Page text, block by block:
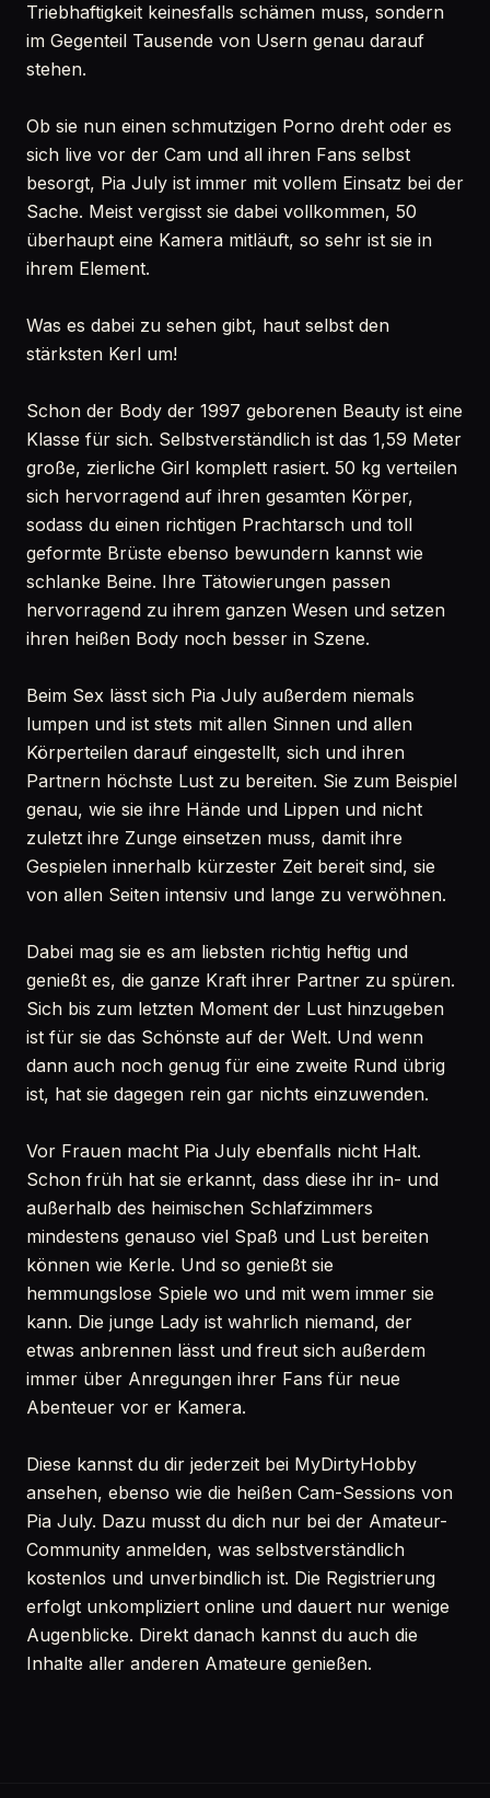
Triebhaftigkeit keinesfalls schämen muss, sondern
im Gegenteil Tausende von Usern genau darauf
stehen.
Ob sie nun einen schmutzigen Porno dreht oder es
sich live vor der Cam und all ihren Fans selbst
besorgt, Pia July ist immer mit vollem Einsatz bei der
Sache. Meist vergisst sie dabei vollkommen, 50
überhaupt eine Kamera mitläuft, so sehr ist sie in
ihrem Element.
Was es dabei zu sehen gibt, haut selbst den
stärksten Kerl um!
Schon der Body der 1997 geborenen Beauty ist eine
Klasse für sich. Selbstverständlich ist das 1,59 Meter
große, zierliche Girl komplett rasiert. 50 kg verteilen
sich hervorragend auf ihren gesamten Körper,
sodass du einen richtigen Prachtarsch und toll
geformte Brüste ebenso bewundern kannst wie
schlanke Beine. Ihre Tätowierungen passen
hervorragend zu ihrem ganzen Wesen und setzen
ihren heißen Body noch besser in Szene.
Beim Sex lässt sich Pia July außerdem niemals
lumpen und ist stets mit allen Sinnen und allen
Körperteilen darauf eingestellt, sich und ihren
Partnern höchste Lust zu bereiten. Sie zum Beispiel
genau, wie sie ihre Hände und Lippen und nicht
zuletzt ihre Zunge einsetzen muss, damit ihre
Gespielen innerhalb kürzester Zeit bereit sind, sie
von allen Seiten intensiv und lange zu verwöhnen.
Dabei mag sie es am liebsten richtig heftig und
genießt es, die ganze Kraft ihrer Partner zu spüren.
Sich bis zum letzten Moment der Lust hinzugeben
ist für sie das Schönste auf der Welt. Und wenn
dann auch noch genug für eine zweite Rund übrig
ist, hat sie dagegen rein gar nichts einzuwenden.
Vor Frauen macht Pia July ebenfalls nicht Halt.
Schon früh hat sie erkannt, dass diese ihr in- und
außerhalb des heimischen Schlafzimmers
mindestens genauso viel Spaß und Lust bereiten
können wie Kerle. Und so genießt sie
hemmungslose Spiele wo und mit wem immer sie
kann. Die junge Lady ist wahrlich niemand, der
etwas anbrennen lässt und freut sich außerdem
immer über Anregungen ihrer Fans für neue
Abenteuer vor er Kamera.
Diese kannst du dir jederzeit bei MyDirtyHobby
ansehen, ebenso wie die heißen Cam-Sessions von
Pia July. Dazu musst du dich nur bei der Amateur-
Community anmelden, was selbstverständlich
kostenlos und unverbindlich ist. Die Registrierung
erfolgt unkompliziert online und dauert nur wenige
Augenblicke. Direkt danach kannst du auch die
Inhalte aller anderen Amateure genießen.